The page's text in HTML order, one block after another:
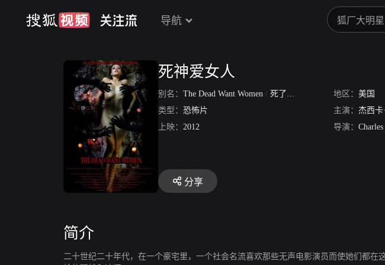
导航
死神爱女人
别名： The Dead Want Women / 死了都要操 地区： 美国
类型： 恐怖片 主演： 杰西卡
上映： 2012 导演：
分享
简介
二十世纪二十年代，在一个豪宅里，一个社会名流喜欢那些无声电影演员而使她们都